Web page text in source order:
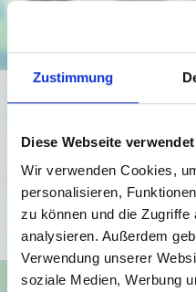
Zustimmung
Diese Webseite
Wir verwenden Cookies,
personalisieren,
zu können und die
analysieren. Außerdem
Verwendung unserer
soziale Medien, Werbung
(https://
Ich bin